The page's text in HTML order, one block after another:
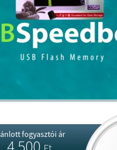
fogyasztói ár